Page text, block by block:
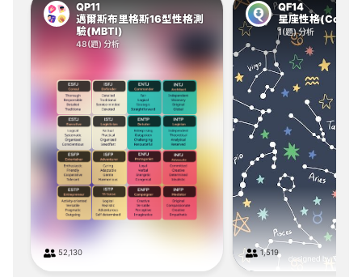
QP11
邁爾斯布里格斯16型性格測
驗(MBTI)
48(題) 分析
52,130
QF14
星座性格
1(題) 分析
1,519